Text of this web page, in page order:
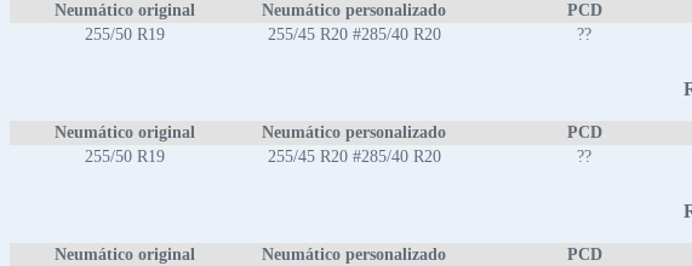
Neumático original Neumático personalizado PCD
255/50 R19
255/45 R20 #285/40 R20 ??
Neumático original Neumático personalizado PCD
255/50 R19
255/45 R20 #285/40 R20 ??
Neumático original Neumático personalizado PCD